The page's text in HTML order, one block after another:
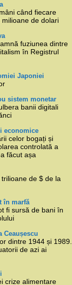
când fiecare
milioane de dolari
fuziunea dintre
în Registrul
Japoniei
sistem monetar
banii digitali
economice
celor bogați și
controlată a
făcut așa
de $ de la
în marfă
fi sursă de bani în
Ceaușescu
dintre 1944 și 1989.
de azi ai
crize alimentare